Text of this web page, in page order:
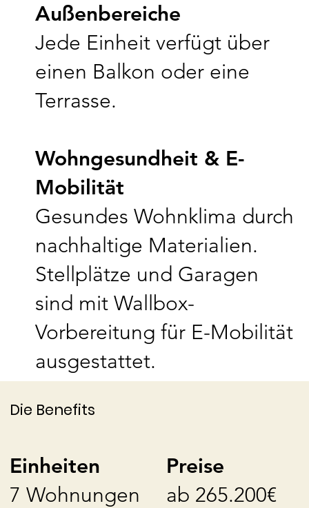
Außenbereiche
Jede Einheit verfügt über
einen Balkon oder eine
Terrasse.
Wohngesundheit & E-
Mobilität
Gesundes Wohnklima durch
nachhaltige Materialien.
Stellplätze und Garagen
sind mit Wallbox-
Vorbereitung für E-Mobilität
ausgestattet.
Die Benefits
Einheiten
7 Wohnungen
Preise
ab 265.200€